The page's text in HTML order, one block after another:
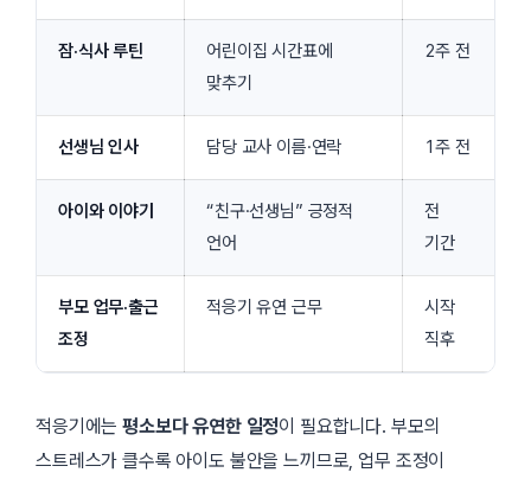
잠·식사 루틴
어린이집 시간표에
맞추기
2주 전
선생님 인사 담당 교사 이름·연락 1주 전
아이와 이야기
“친구·선생님” 긍정적
언어
전
기간
부모 업무·출근
조정
적응기 유연 근무
시작
직후
적응기에는평소보다 유연한 일정이 필요합니다. 부모의
스트레스가 클수록 아이도 불안을 느끼므로, 업무 조정이